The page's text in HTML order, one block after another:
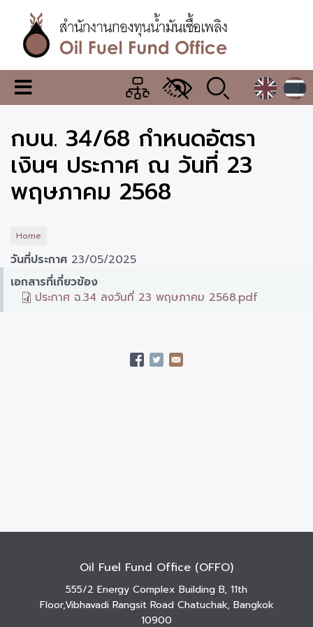
content
สำนักงาน
กองทุน
น้ำมัน
เชื้อ
เพลิง
เมนู
เปลี่ยน
แสดง
ผล
กบน. 34/68 กำหนดอัตรา
เงินฯ ประกาศ ณ วันที่ 23
พฤษภาคม 2568
Home
วันที่ประกาศ 23/05/2025
เอกสารที่เกี่ยวข้อง
ประกาศ ฉ.34 ลงวันที่ 23 พฤษภาคม 2568.pdf
Oil Fuel Fund Office (OFFO)
555/2 Energy Complex Building B, 11th
Floor,Vibhavadi Rangsit Road Chatuchak, Bangkok
10900